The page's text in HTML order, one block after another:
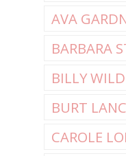
AVA
BARBARA
BILLY
BURT
CAROLE